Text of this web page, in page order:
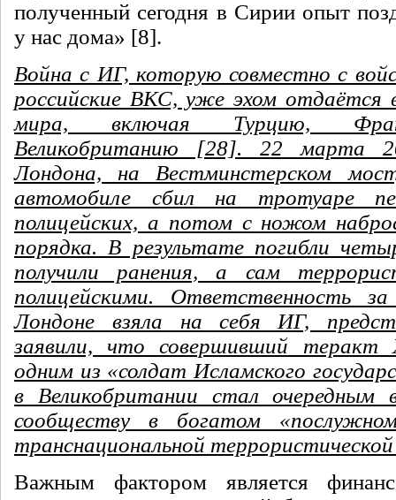
полученный сегодня в Сирии опыт
у нас дома» [8].
Война с ИГ, которую совместно с
российские ВКС, уже эхом отдаётся
мира, включая Турцию,
Великобританию [28]. 22 марта
Лондона, на Вестминстерском
автомобиле сбил на тротуаре
полицейских, а потом с ножом
порядка. В результате погибли
получили ранения, а сам
полицейскими. Ответственность
Лондоне взяла на себя ИГ,
заявили, что совершивший
одним из «солдат Исламского
в Великобритании стал очередным
сообществу в богатом
транснациональной
Важным фактором является